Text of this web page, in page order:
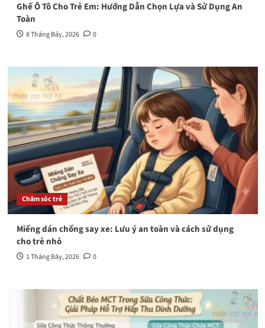
Ghế Ô Tô Cho Trẻ Em: Hướng Dẫn Chọn Lựa và Sử Dụng An
Toàn
8 Tháng Bảy, 2026 0
Chăm sóc trẻ
Miếng dán chống say xe: Lưu ý an toàn và cách sử dụng
cho trẻ nhỏ
1 Tháng Bảy, 2026 0